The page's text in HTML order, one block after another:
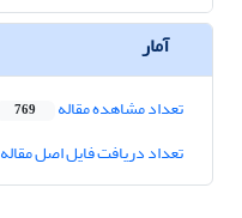
آمار
تعداد مشاهده مقاله 769
تعداد دریافت فایل اصل مقاله